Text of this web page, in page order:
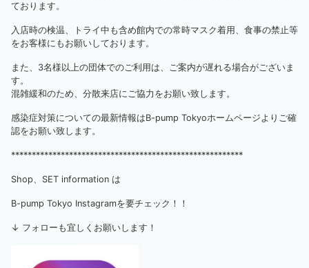
ております。
入店時の検温、トライ中も含め館内での常時マスク着用、食事の禁止等
をお客様にもお願いしております。
また、3名様以上の団体でのご利用は、ご案内が遅れる場合がございま
す。
混雑緩和のため、分散来店にご協力をお願い致します。
感染症対策についての最新情報はB-pump Tokyoホームページよりご確
認をお願い致します。
********************************************************
Shop、SET information は
B-pump Tokyo Instagramを要チェック！！
↓ フォローも宜しくお願いします！